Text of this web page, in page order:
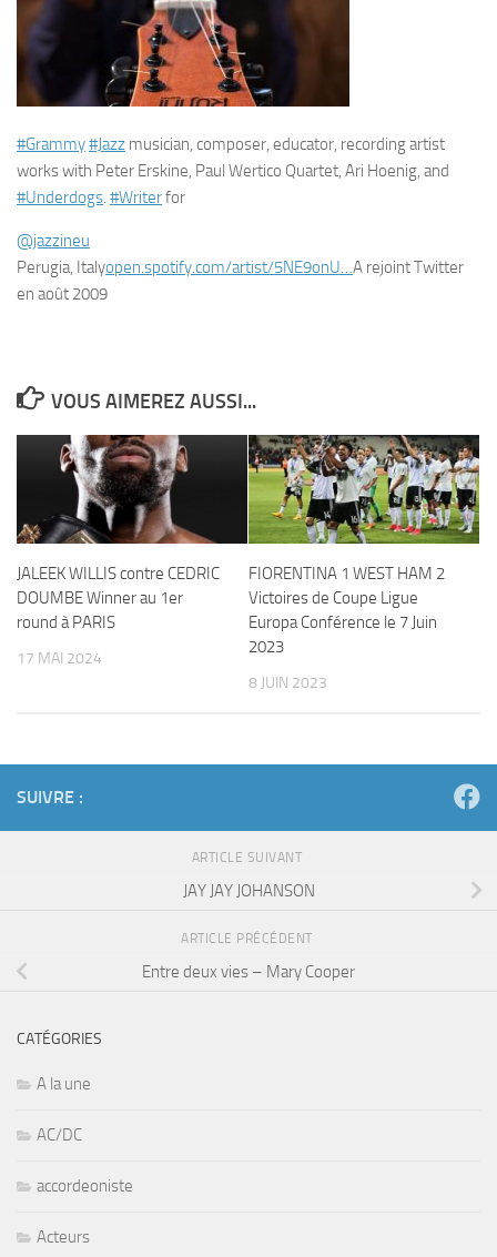
#Grammy#Jazz musician, composer, educator, recording artist
works with Peter Erskine, Paul Wertico Quartet, Ari Hoenig, and
#Underdogs. #Writerfor
@jazzineu
Perugia, Italyopen.spotify.com/artist/5NE9onU…A rejoint Twitter
en août 2009
VOUS AIMEREZ AUSSI...
JALEEK WILLIS contre CEDRIC
DOUMBE Winner au 1er
round à PARIS
17 MAI 2024
FIORENTINA 1 WEST HAM 2
Victoires de Coupe Ligue
Europa Conférence le 7 Juin
2023
8 JUIN 2023
SUIVRE :
ARTICLE SUIVANT
JAY JAY JOHANSON
ARTICLE PRÉCÉDENT
Entre deux vies – Mary Cooper
CATÉGORIES
A la une
AC/DC
accordeoniste
Acteurs